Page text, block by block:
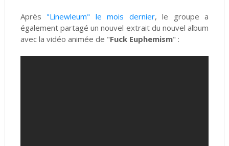
Après "Linewleum" le mois dernier, le groupe a
également partagé un nouvel extrait du nouvel album
avec la vidéo animée de "Fuck Euphemism" :